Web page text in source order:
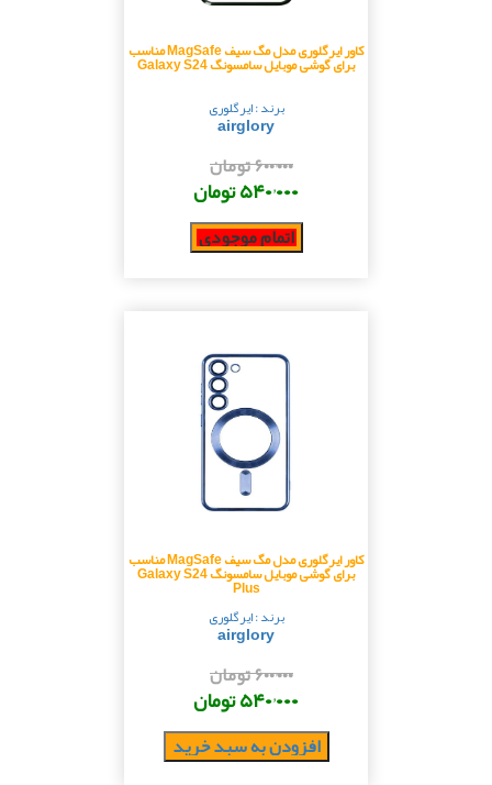
کاور ایرگلوری مدل مگ سیف MagSafe مناسب
برای گوشی موبایل سامسونگ Galaxy S24
برند : ایرگلوری
airglory
۶۰۰٬۰۰۰ تومان
۵۴۰٬۰۰۰ تومان
اتمام موجودی
کاور ایرگلوری مدل مگ سیف MagSafe مناسب
برای گوشی موبایل سامسونگ Galaxy S24
Plus
برند : ایرگلوری
airglory
۶۰۰٬۰۰۰ تومان
۵۴۰٬۰۰۰ تومان
افزودن به سبد خرید